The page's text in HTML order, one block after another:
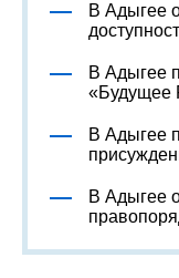
В Адыгее
В Адыгее
«Будущее
В Адыгее
В Адыгее